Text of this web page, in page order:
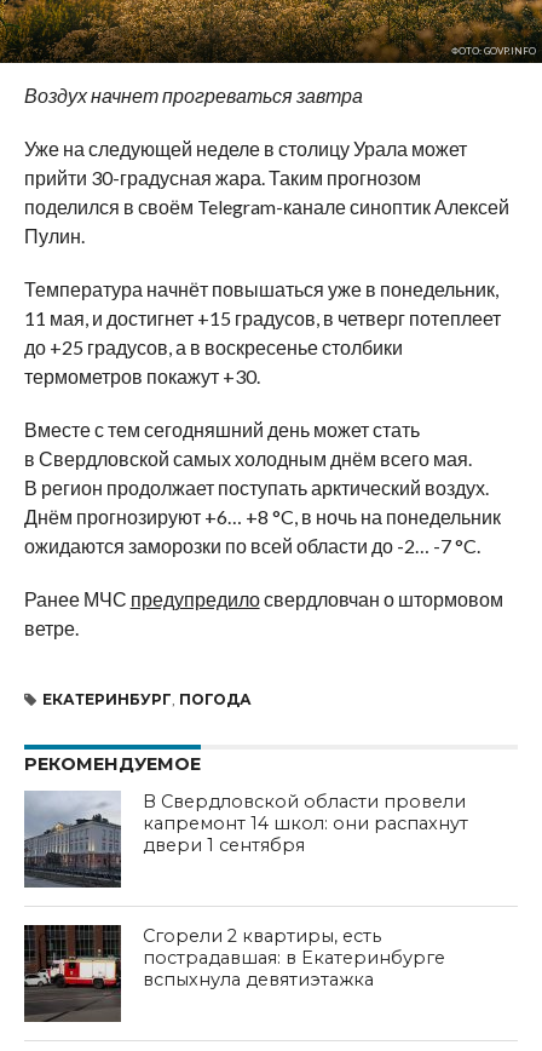
ФОТО: GOVP.INFO
Воздух начнет прогреваться завтра
Уже на следующей неделе в столицу Урала может
прийти 30-градусная жара. Таким прогнозом
поделился в своём Telegram-канале синоптик Алексей
Пулин.
Температура начнёт повышаться уже в понедельник,
11 мая, и достигнет +15 градусов, в четверг потеплеет
до +25 градусов, а в воскресенье столбики
термометров покажут +30.
Вместе с тем сегодняшний день может стать
в Свердловской самых холодным днём всего мая.
В регион продолжает поступать арктический воздух.
Днём прогнозируют +6… +8 °C, в ночь на понедельник
ожидаются заморозки по всей области до -2… -7 °C.
Ранее МЧС предупредилосвердловчан о штормовом
ветре.
ЕКАТЕРИНБУРГ ПОГОДА
РЕКОМЕНДУЕМОЕ
В Свердловской области провели
капремонт 14 школ: они распахнут
двери 1 сентября
Сгорели 2 квартиры, есть
пострадавшая: в Екатеринбурге
вспыхнула девятиэтажка